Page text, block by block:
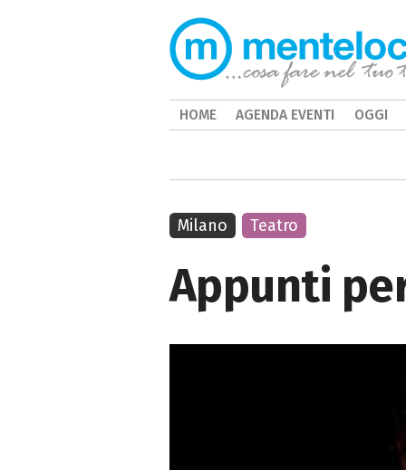
Appunti
Milano Teatro
HOME AGENDA EVENTI OGGI